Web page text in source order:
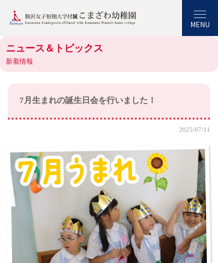
MENU
ニュース＆トピックス
新着情報
7月生まれの誕生日会を行いました！
2025/07/11